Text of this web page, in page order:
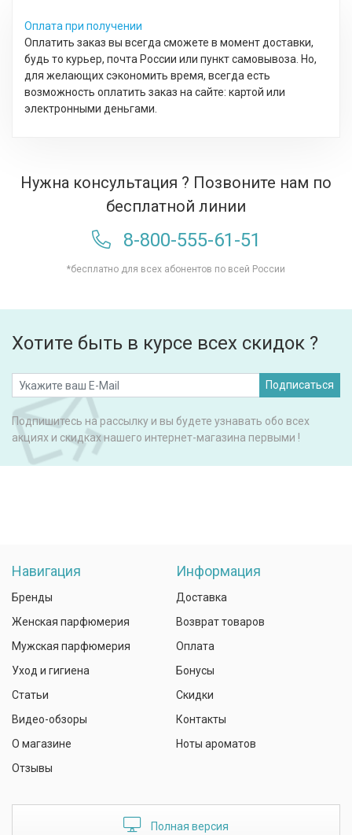
Оплата при получении
Оплатить заказ вы всегда сможете в момент доставки,
будь то курьер, почта России или пункт самовывоза. Но,
для желающих сэкономить время, всегда есть
возможность оплатить заказ на сайте: картой или
электронными деньгами.
Нужна консультация ? Позвоните нам по
бесплатной линии
8-800-555-61-51
*бесплатно для всех абонентов по всей России
Хотите быть в курсе всех скидок ?
Подписаться
Подпишитесь на рассылку и вы будете узнавать обо всех
акциях и скидках нашего интернет-магазина первыми !
Навигация
Бренды
Женская парфюмерия
Мужская парфюмерия
Уход и гигиена
Статьи
Видео-обзоры
О магазине
Отзывы
Информация
Доставка
Возврат товаров
Оплата
Бонусы
Скидки
Контакты
Ноты ароматов
Полная версия